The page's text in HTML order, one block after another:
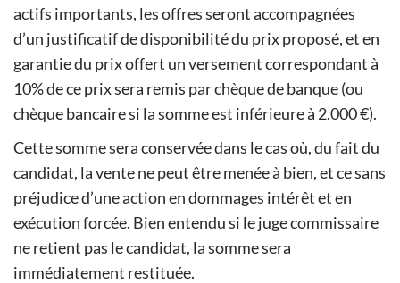
actifs importants, les offres seront accompagnées
d’un justificatif de disponibilité du prix proposé, et en
garantie du prix offert un versement correspondant à
10% de ce prix sera remis par chèque de banque (ou
chèque bancaire si la somme est inférieure à 2.000 €).
Cette somme sera conservée dans le cas où, du fait du
candidat, la vente ne peut être menée à bien, et ce sans
préjudice d’une action en dommages intérêt et en
exécution forcée. Bien entendu si le juge commissaire
ne retient pas le candidat, la somme sera
immédiatement restituée.